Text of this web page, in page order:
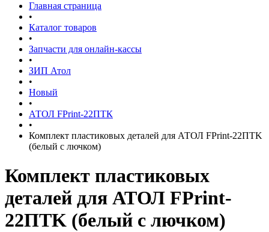
Главная страница
•
Каталог товаров
•
Запчасти для онлайн-кассы
•
ЗИП Атол
•
Новый
•
АТОЛ FPrint-22ПТК
•
Комплект пластиковых деталей для АТОЛ FPrint-22ПТK
(белый с лючком)
Комплект пластиковых
деталей для АТОЛ FPrint-
22ПТK (белый с лючком)